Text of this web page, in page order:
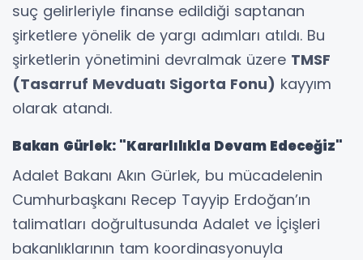
suç gelirleriyle finanse edildiği saptanan
şirketlere yönelik de yargı adımları atıldı. Bu
şirketlerin yönetimini devralmak üzere TMSF
(Tasarruf Mevduatı Sigorta Fonu) kayyım
olarak atandı.
Bakan Gürlek: "Kararlılıkla Devam Edeceğiz"
Adalet Bakanı Akın Gürlek, bu mücadelenin
Cumhurbaşkanı Recep Tayyip Erdoğan’ın
talimatları doğrultusunda Adalet ve İçişleri
bakanlıklarının tam koordinasyonuyla